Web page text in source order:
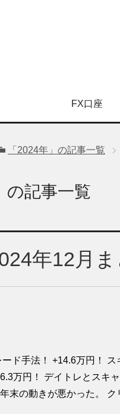
FX口座
「2024年」の記事一覧
の記事一覧
年12月ま
ード手法！ +14.6万円！
万円！ デイトレとスキャ
末の動きが悪かった。